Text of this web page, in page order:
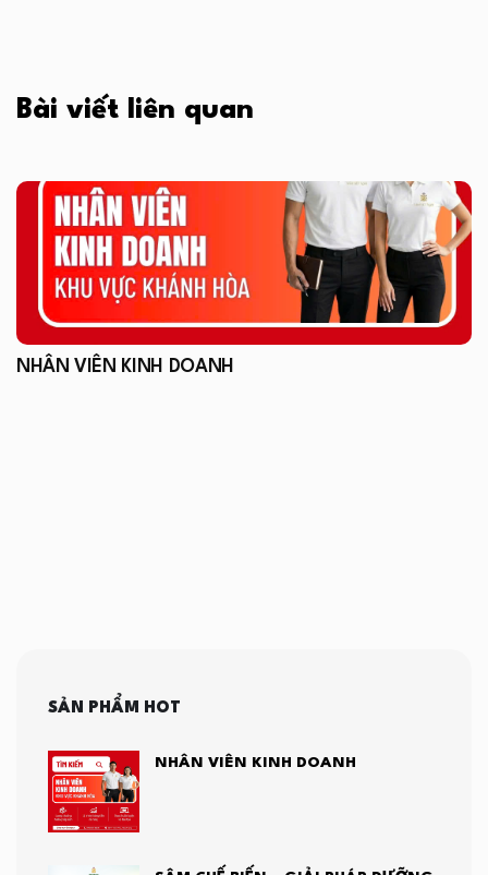
Bài viết liên quan
NHÂN VIÊN KINH DOANH
SẢN PHẨM HOT
NHÂN VIÊN KINH DOANH